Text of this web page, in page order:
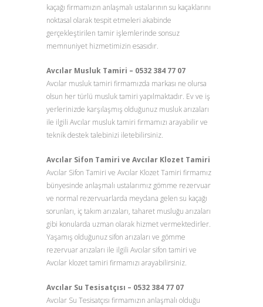
kaçağı firmamızın anlaşmalı ustalarının su kaçaklarını
noktasal olarak tespit etmeleri akabinde
gerçekleştirilen tamir işlemlerinde sonsuz
memnuniyet hizmetimizin esasıdır.
Avcılar Musluk Tamiri – 0532 384 77 07
Avcılar musluk tamiri firmamızda markası ne olursa
olsun her türlü musluk tamiri yapılmaktadır. Ev ve iş
yerlerinizde karşılaşmış olduğunuz musluk arızaları
ile ilgili Avcılar musluk tamiri firmamızı arayabilir ve
teknik destek talebinizi iletebilirsiniz.
Avcılar Sifon Tamiri ve Avcılar Klozet Tamiri
Avcılar Sifon Tamiri ve Avcılar Klozet Tamiri firmamız
bünyesinde anlaşmalı ustalarımız gömme rezervuar
ve normal rezervuarlarda meydana gelen su kaçağı
sorunları, iç takım arızaları, taharet musluğu arızaları
gibi konularda uzman olarak hizmet vermektedirler.
Yaşamış olduğunuz sifon arızaları ve gömme
rezervuar arızaları ile ilgili Avcılar sifon tamiri ve
Avcılar klozet tamiri firmamızı arayabilirsiniz.
Avcılar Su Tesisatçısı – 0532 384 77 07
Avcılar Su Tesisatçısı firmamızın anlaşmalı olduğu